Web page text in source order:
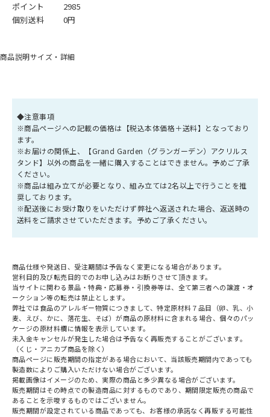
ポイント
2985
個別送料
0円
商品説明サイズ・詳細
◆注意事項
※商品ページへの記載の価格は【税込本体価格＋送料】となっており
ます。
※お届けの関係上、【Grand Garden（グランガーデン）アクリルス
タンド】以外の商品を一緒に購入することはできません。予めご了承
ください。
※商品は組み立てが必要となり、組み立ては2名以上で行うことを推
奨しております。
※配送後にお受け取りをいただけず弊社へ返送された場合、返送時の
送料をご請求させていただきます。予めご了承ください。
商品仕様や発送日、受注期間は予告なく変更になる場合があります。
営利目的及び転売目的でのお申し込みはお断りさせて頂きます。
当サイトに関わる景品・特典・応募券・引換券等は、全て第三者への譲渡・オ
ークション等の転売は禁止とします。
弊社では食品のアレルギー物質につきまして、特定原材料７品目（卵、乳、小
麦、えび、かに、落花生、そば）が商品の原材料に含まれる場合、個々のパッ
ケージの原材料欄に情報を表示しています。
未入金キャンセルが発生した場合は予告なく再販売することがございます。
（くじ・アニカプ商品を除く）
商品ページに販売期間の指定がある場合において、当該販売期間内であっても
製造数によりご購入いただけない場合がございます。
掲載画像はイメージのため、実際の商品と多少異なる場合がございます。
販売期間はその時点での製造商品に対するものであり、期間限定販売の商品で
あることを示唆するものではございません。
販売期間が設定されている商品であっても、お客様の承諾なく再販する可能性